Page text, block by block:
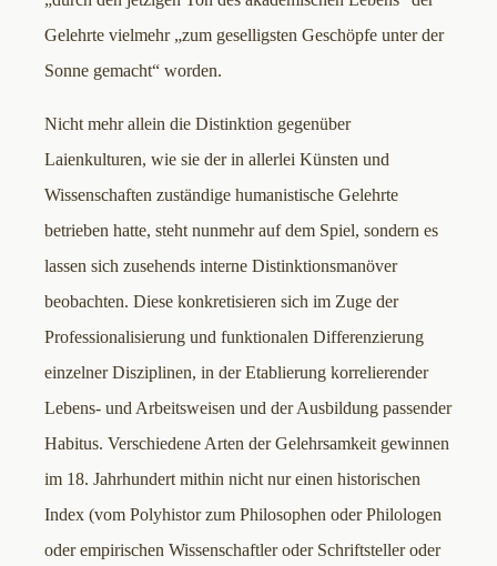
Gelehrte vielmehr „zum geselligsten Geschöpfe unter der
Sonne gemacht“ worden.
Nicht mehr allein die Distinktion gegenüber
Laienkulturen, wie sie der in allerlei Künsten und
Wissenschaften zuständige humanistische Gelehrte
betrieben hatte, steht nunmehr auf dem Spiel, sondern es
lassen sich zusehends interne Distinktionsmanöver
beobachten. Diese konkretisieren sich im Zuge der
Professionalisierung und funktionalen Differenzierung
einzelner Disziplinen, in der Etablierung korrelierender
Lebens- und Arbeitsweisen und der Ausbildung passender
Habitus. Verschiedene Arten der Gelehrsamkeit gewinnen
im 18. Jahrhundert mithin nicht nur einen historischen
Index (vom Polyhistor zum Philosophen oder Philologen
oder empirischen Wissenschaftler oder Schriftsteller oder